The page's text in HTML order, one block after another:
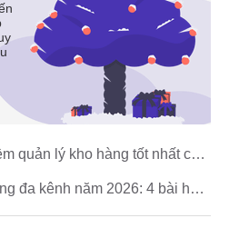
đa kênh năm 2026: 4 bài học
quản lý kho hàng tốt nhất cho